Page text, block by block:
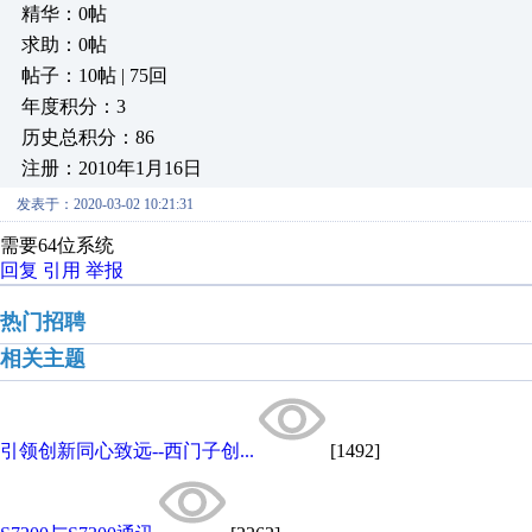
精华：0帖
求助：0帖
帖子：10帖 | 75回
年度积分：3
历史总积分：86
注册：2010年1月16日
发表于：2020-03-02 10:21:31
需要64位系统
回复 引用 举报
热门招聘
相关主题
引领创新同心致远--西门子创... [1492]